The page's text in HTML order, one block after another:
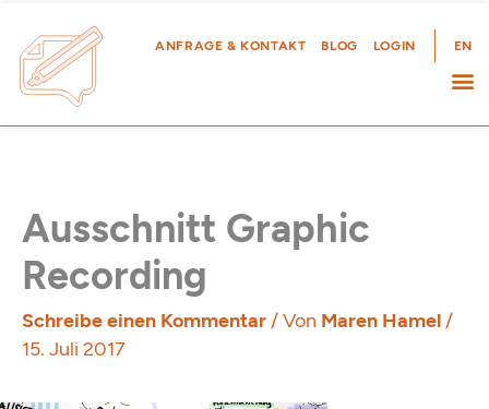
Inhalt
springen
ANFRAGE & KONTAKT BLOG LOGIN EN
Ausschnitt Graphic
Recording
Schreibe einen Kommentar/ Von Maren Hamel/
15. Juli 2017